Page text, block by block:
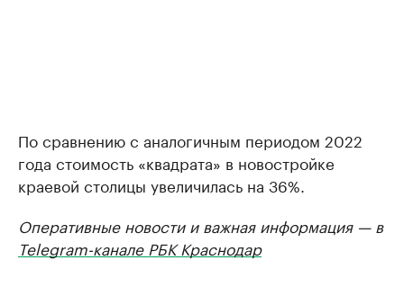
По сравнению с аналогичным периодом 2022
года стоимость «квадрата» в новостройке
краевой столицы увеличилась на 36%.
Оперативные новости и важная информация — в
Telegram-канале РБК Краснодар